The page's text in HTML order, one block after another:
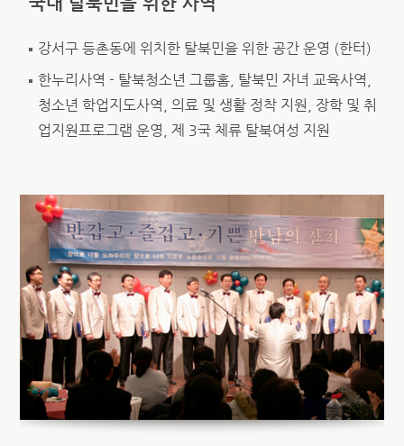
강서구 등촌동에 위치한 탈북민을 위한 공간 운영 (한터)
한누리사역 - 탈북청소년 그룹홈, 탈북민 자녀 교육사역,
청소년 학업지도사역, 의료 및 생활 정착 지원, 장학 및 취
업지원프로그램 운영, 제 3국 체류 탈북여성 지원